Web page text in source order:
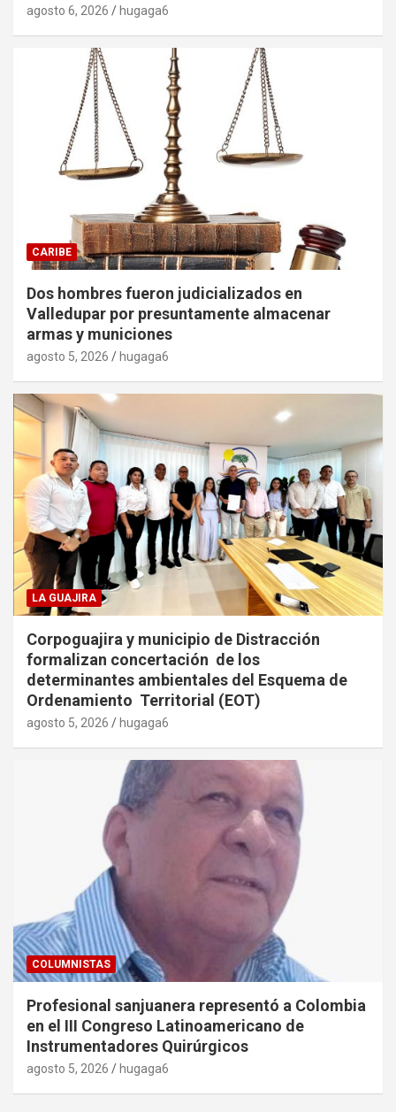
agosto 6, 2026 hugaga6
CARIBE
Dos hombres fueron judicializados en
Valledupar por presuntamente almacenar
armas y municiones
agosto 5, 2026 hugaga6
LA GUAJIRA
Corpoguajira y municipio de Distracción
formalizan concertación de los
determinantes ambientales del Esquema de
Ordenamiento Territorial (EOT)
agosto 5, 2026 hugaga6
COLUMNISTAS
Profesional sanjuanera representó a Colombia
en el III Congreso Latinoamericano de
Instrumentadores Quirúrgicos
agosto 5, 2026 hugaga6